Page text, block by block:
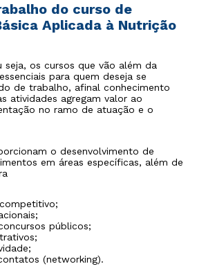
do curso de
Aplicada à Nutrição
seja, os cursos que vão além da
para quem deseja se
de trabalho, afinal conhecimento
atividades agregam valor ao
no ramo de atuação e o
o desenvolvimento de
em áreas específicas, além de
públicos;
(networking).